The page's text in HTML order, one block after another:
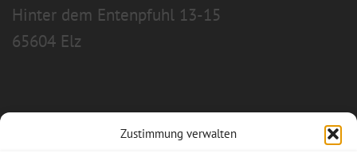
Zustimmung verwalten
Hinter dem Entenpfuhl 13-15
65604 Elz
Allgemeine Geschäftsbedingungen